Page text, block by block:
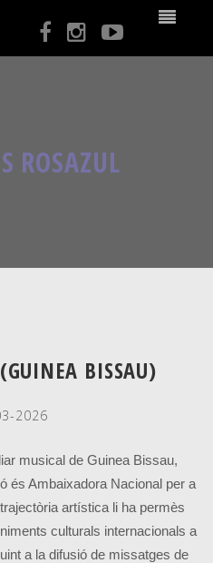
ROSAZUL
BISSAU)
2026
musical de Guinea Bissau,
és Ambaixadora Nacional per a
artística li ha permès
culturals internacionals a
a la difusió de missatges de